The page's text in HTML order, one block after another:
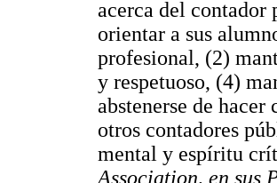
acerca del contador
orientar a sus
profesional, (2)
y respetuoso, (4)
abstenerse de
otros contadores
mental y espíritu
Association, en sus